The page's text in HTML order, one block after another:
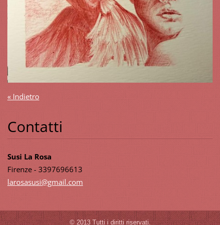
« Indietro
Contatti
Susi La Rosa
Firenze - 3397696613
larosasusi@gmail.com
© 2013 Tutti i diritti riservati.